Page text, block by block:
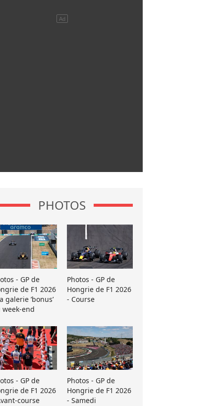
PHOTOS
- GP de
de F1 2026
galerie ’bonus’
week-end
Photos - GP de
Hongrie de F1 2026
- Course
- GP de
de F1 2026
course
Photos - GP de
Hongrie de F1 2026
- Samedi